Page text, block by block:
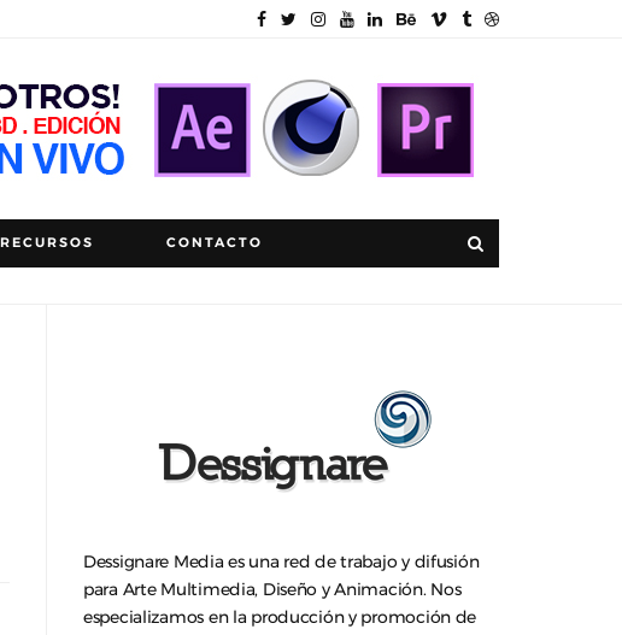
RECURSOS CONTACTO
Dessignare Media es una red de trabajo y difusión
para Arte Multimedia, Diseño y Animación. Nos
especializamos en la producción y promoción de